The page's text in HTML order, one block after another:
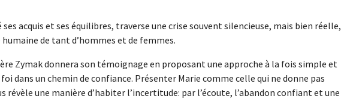
acquis et ses équilibres, traverse une crise souvent silencieuse, mais bien réelle,
de tant d’hommes et de femmes.
Zymak donnera son témoignage en proposant une approche à la fois simple et
dans un chemin de confiance. Présenter Marie comme celle qui ne donne pas
révèle une manière d’habiter l’incertitude: par l’écoute, l’abandon confiant et une